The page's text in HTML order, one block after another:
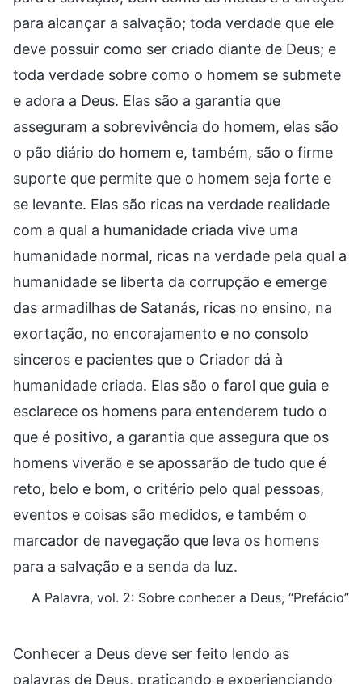
para alcançar a salvação; toda verdade que ele
deve possuir como ser criado diante de Deus; e
toda verdade sobre como o homem se submete
e adora a Deus. Elas são a garantia que
asseguram a sobrevivência do homem, elas são
o pão diário do homem e, também, são o firme
suporte que permite que o homem seja forte e
se levante. Elas são ricas na verdade realidade
com a qual a humanidade criada vive uma
humanidade normal, ricas na verdade pela qual a
humanidade se liberta da corrupção e emerge
das armadilhas de Satanás, ricas no ensino, na
exortação, no encorajamento e no consolo
sinceros e pacientes que o Criador dá à
humanidade criada. Elas são o farol que guia e
esclarece os homens para entenderem tudo o
que é positivo, a garantia que assegura que os
homens viverão e se apossarão de tudo que é
reto, belo e bom, o critério pelo qual pessoas,
eventos e coisas são medidos, e também o
marcador de navegação que leva os homens
para a salvação e a senda da luz.
A Palavra, vol. 2: Sobre conhecer a Deus, “Prefácio”
Conhecer a Deus deve ser feito lendo as
palavras de Deus, praticando e experienciando